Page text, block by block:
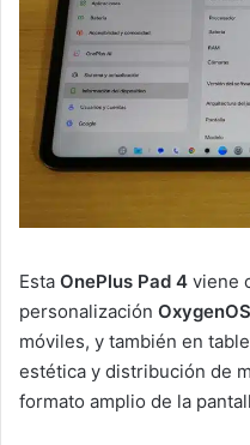
Esta OnePlus Pad 4 viene
personalización
móviles, y también en
estética y distribución de
formato amplio de la